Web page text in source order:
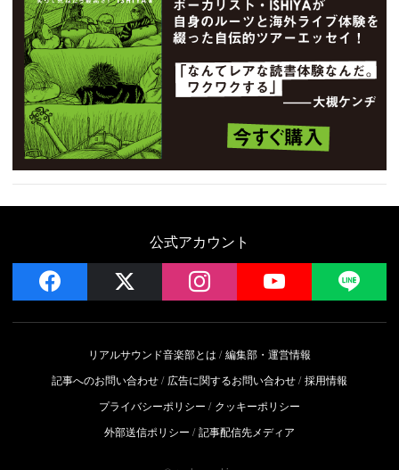
公式アカウント
facebook instagram YouTube
リアルサウンド音楽部とは
編集部・運営情報
記事へのお問い合わせ
広告に関するお問い合わせ 採用情報
プライバシーポリシー
クッキーポリシー
外部送信ポリシー
記事配信先メディア